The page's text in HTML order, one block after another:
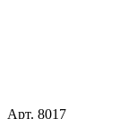
Арт. 8017